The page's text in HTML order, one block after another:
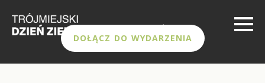
DOŁĄCZ DO WYDARZENIA